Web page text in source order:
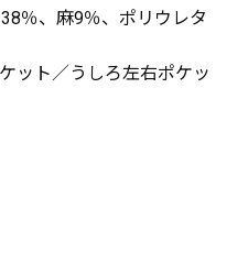
％、麻9％、ポリウレタ
ット／うしろ左右ポケッ